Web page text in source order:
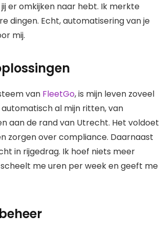
er omkijken naar hebt. Ik merkte
dingen. Echt, automatisering van je
mij.
van FleetGo, is mijn leven zoveel
al mijn ritten, van
aan de rand van Utrecht. Het voldoet
zorgen over compliance. Daarnaast
in rijgedrag. Ik hoef niets meer
me uren per week en geeft me